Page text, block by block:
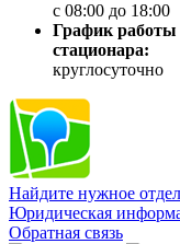
с 08:00 до 18:00
График работы
стационара:
круглосуточно
Найдите нужное
Юридическая
Обратная связь